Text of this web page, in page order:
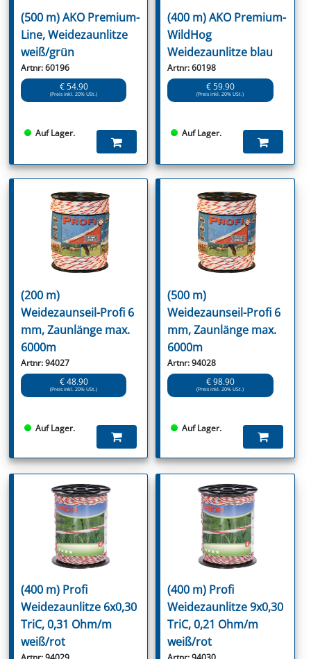
(500 m) AKO Premium-
Line, Weidezaunlitze
weiß/grün
Artnr: 60196
€ 54.90
(Preis inkl. 20% USt.)
Auf Lager.
(400 m) AKO Premium-
WildHog
Weidezaunlitze blau
Artnr: 60198
€ 59.90
(Preis inkl. 20% USt.)
Auf Lager.
(200 m)
Weidezaunseil-Profi 6
mm, Zaunlänge max.
6000m
Artnr: 94027
€ 48.90
(Preis inkl. 20% USt.)
Auf Lager.
(500 m)
Weidezaunseil-Profi 6
mm, Zaunlänge max.
6000m
Artnr: 94028
€ 98.90
(Preis inkl. 20% USt.)
Auf Lager.
(400 m) Profi
Weidezaunlitze 6x0,30
TriC, 0,31 Ohm/m
weiß/rot
(400 m) Profi
Weidezaunlitze 9x0,30
TriC, 0,21 Ohm/m
weiß/rot